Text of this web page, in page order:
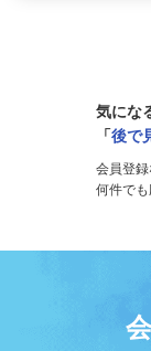
気にな
「後で
会員登録
何件でも